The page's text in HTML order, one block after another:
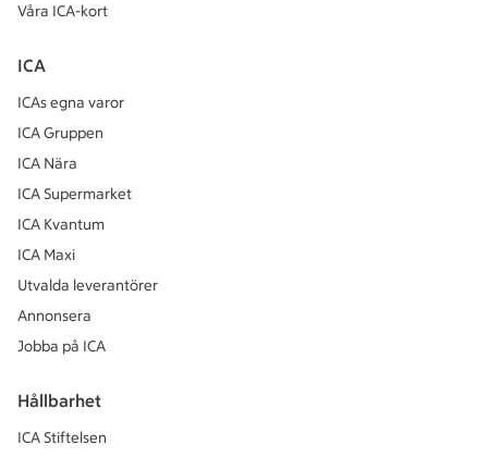
Våra ICA-kort
ICA
ICAs egna varor
ICA Gruppen
ICA Nära
ICA Supermarket
ICA Kvantum
ICA Maxi
Utvalda leverantörer
Annonsera
Jobba på ICA
Hållbarhet
ICA Stiftelsen